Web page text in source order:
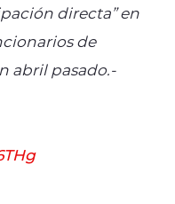
directa” en
de
abril pasado.-